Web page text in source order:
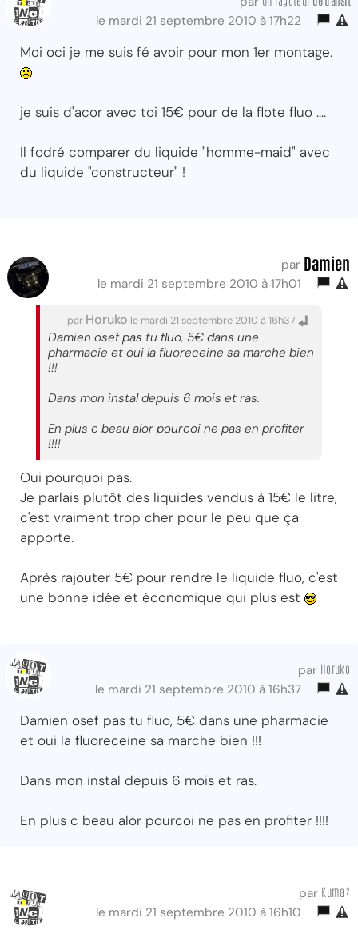
le mardi 21 septembre 2010 à 17h22
Moi oci je me suis fé avoir pour mon 1er montage.
je suis d'acor avec toi 15€ pour de la flote fluo ....
Il fodré comparer du liquide "homme-maid" avec
du liquide "constructeur" !
par Damien
le mardi 21 septembre 2010 à 17h01
par Horuko le mardi 21 septembre 2010 à 16h37
Damien osef pas tu fluo, 5€ dans une
pharmacie et oui la fluoreceine sa marche bien
!!!
Dans mon instal depuis 6 mois et ras.
En plus c beau alor pourcoi ne pas en profiter
!!!!
Oui pourquoi pas.
Je parlais plutôt des liquides vendus à 15€ le litre,
c'est vraiment trop cher pour le peu que ça
apporte.
Après rajouter 5€ pour rendre le liquide fluo, c'est
une bonne idée et économique qui plus est
par Horuko
le mardi 21 septembre 2010 à 16h37
Damien osef pas tu fluo, 5€ dans une pharmacie
et oui la fluoreceine sa marche bien !!!
Dans mon instal depuis 6 mois et ras.
En plus c beau alor pourcoi ne pas en profiter !!!!
par Kuma²
le mardi 21 septembre 2010 à 16h10